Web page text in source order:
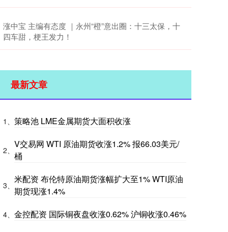
涨中宝 主编有态度 ｜永州“橙”意出圈：十三太保，十
四车甜，梗王发力！
最新文章
1、 策略池 LME金属期货大面积收涨
2、
V交易网 WTI 原油期货收涨1.2% 报66.03美元/
桶
3、
米配资 布伦特原油期货涨幅扩大至1% WTI原油
期货现涨1.4%
4、 金控配资 国际铜夜盘收涨0.62% 沪铜收涨0.46%